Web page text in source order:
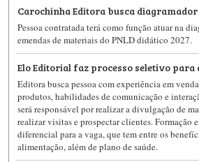
Carochinha Editora busca diagramador
Pessoa contratada terá como função atuar na
emendas de materiais do PNLD didático 2027.
Elo Editorial faz processo seletivo
Editora busca pessoa com experiência em
produtos, habilidades de comunicação e
será responsável por realizar a divulgação de
realizar visitas e prospectar clientes. Formação
diferencial para a vaga, que tem entre os
alimentação, além de plano de saúde.